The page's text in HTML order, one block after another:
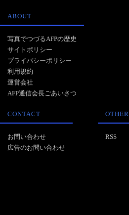
ABOUT
写真でつづるAFPの歴史
サイトポリシー
プライバシーポリシー
利用規約
運営会社
AFP通信会長ごあいさつ
CONTACT
お問い合わせ
広告のお問い合わせ
OTHER
RSS